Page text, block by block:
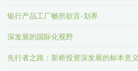
银行产品工厂畅所欲言-划界
深发展的国际化视野
先行者之路：新桥投资深发展的标本意义